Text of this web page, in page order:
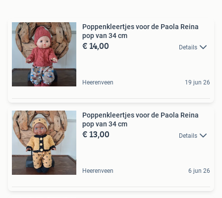
Poppenkleertjes voor de Paola Reina
pop van 34 cm
€ 14,00 Details
Heerenveen 19 jun 26
Poppenkleertjes voor de Paola Reina
pop van 34 cm
€ 13,00 Details
Heerenveen 6 jun 26